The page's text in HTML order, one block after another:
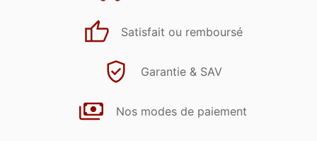
Satisfait ou remboursé
Garantie & SAV
Nos modes de paiement